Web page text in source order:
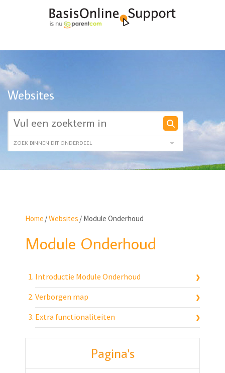
Websites
Home /Websites / Module Onderhoud
Module Onderhoud
Introductie Module Onderhoud
Verborgen map
Extra functionaliteiten
Pagina's